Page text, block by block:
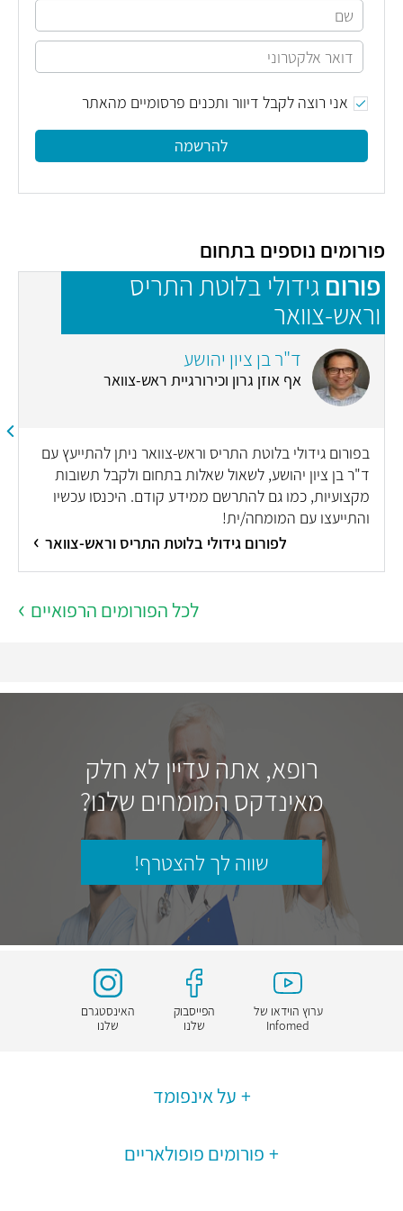
אני רוצה לקבל דיוור ותכנים פרסומיים מהאתר
להרשמה
פורומים נוספים בתחום
פורום גידולי בלוטת התריס
וראש-צוואר
ד"ר בן ציון יהושע
אף אוזן גרון וכירורגיית ראש-צוואר
בפורום גידולי בלוטת התריס וראש-צוואר ניתן להתייעץ עם
ד"ר בן ציון יהושע, לשאול שאלות בתחום ולקבל תשובות
מקצועיות, כמו גם להתרשם ממידע קודם. היכנסו עכשיו
והתייעצו עם המומחה/ית!
לפורום גידולי בלוטת התריס וראש-צוואר
לכל הפורומים הרפואיים
רופא, אתה עדיין לא חלק
מאינדקס המומחים שלנו?
שווה לך להצטרף!
ערוץ הוידאו של
Infomed
הפייסבוק
שלנו
האינסטגרם
שלנו
על אינפומד
פורומים פופולאריים